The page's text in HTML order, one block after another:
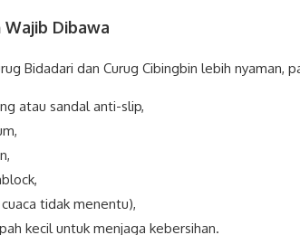
Wajib Dibawa
Bidadari dan Curug Cibingbin lebih nyaman,
atau sandal anti-slip,
cuaca tidak menentu),
kecil untuk menjaga kebersihan.